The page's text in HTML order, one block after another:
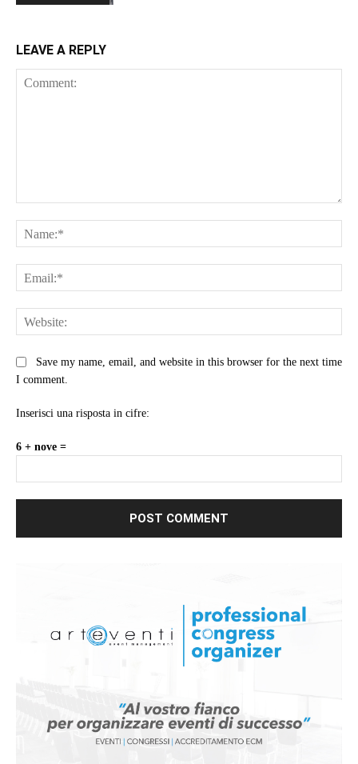
LEAVE A REPLY
Save my name, email, and website in this browser for the next time
I comment.
Inserisci una risposta in cifre:
6 + nove =